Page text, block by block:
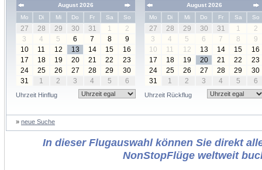
August 2026
Mo
Di Mi Do Fr Sa So
27 28 29 30 31 1
2
3
4 5 6 7 8
9
10
11 12 13 14 15
16
17
18 19 20 21 22
23
24
25 26 27 28 29
30
31
1 2 3 4 5 6
Uhrzeit Hinflug
August 2026
Mo
Di Mi Do Fr Sa So
27 28 29 30 31 1
2
3
4 5 6 7 8
9
10
11 12 13 14 15
16
17
18 19 20 21 22
23
24
25 26 27 28 29
30
31
1 2 3 4 5 6
Uhrzeit Rückflug
» neue Suche
In dieser Flugauswahl können Sie direkt
NonStopFlüge weltweit